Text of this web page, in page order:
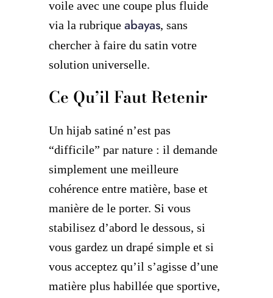
voile avec une coupe plus fluide
via la rubrique abayas, sans
chercher à faire du satin votre
solution universelle.
Ce Qu’il Faut Retenir
Un hijab satiné n’est pas
“difficile” par nature : il demande
simplement une meilleure
cohérence entre matière, base et
manière de le porter. Si vous
stabilisez d’abord le dessous, si
vous gardez un drapé simple et si
vous acceptez qu’il s’agisse d’une
matière plus habillée que sportive,